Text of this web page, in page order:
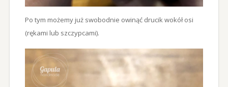
Po tym możemy już swobodnie owinąć drucik wokół osi
(rękami lub szczypcami).